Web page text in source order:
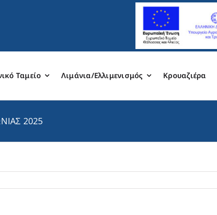
Ταμείο Λιμάνια/Ελλιμενισμός Κρουαζιέρα
2025